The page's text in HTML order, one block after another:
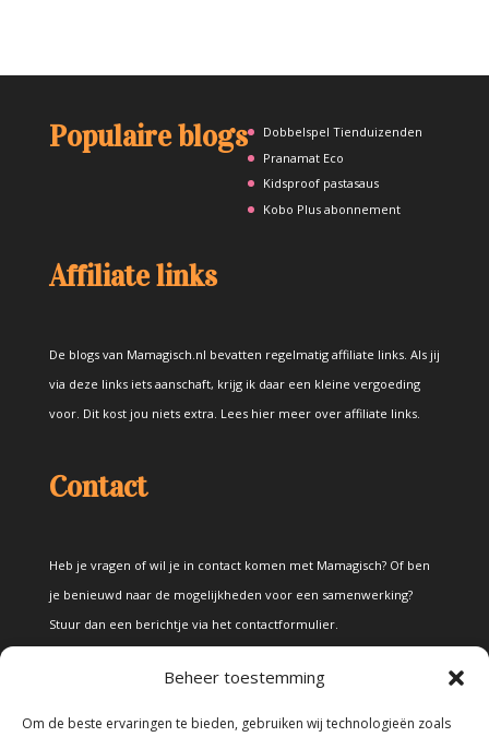
Beheer toestemming
Om de beste ervaringen te bieden, gebruiken wij technologieën zoals
Populaire blogs
Dobbelspel Tienduizenden
Pranamat Eco
Kidsproof pastasaus
Kobo Plus abonnement
Affiliate links
De blogs van Mamagisch.nl bevatten regelmatig affiliate links. Als jij
via deze links iets aanschaft, krijg ik daar een kleine vergoeding
voor. Dit kost jou niets extra. Lees hier meer over affiliate links.
Contact
Heb je vragen of wil je in contact komen met Mamagisch? Of ben
je benieuwd naar de mogelijkheden voor een samenwerking?
Stuur dan een berichtje via het contactformulier.